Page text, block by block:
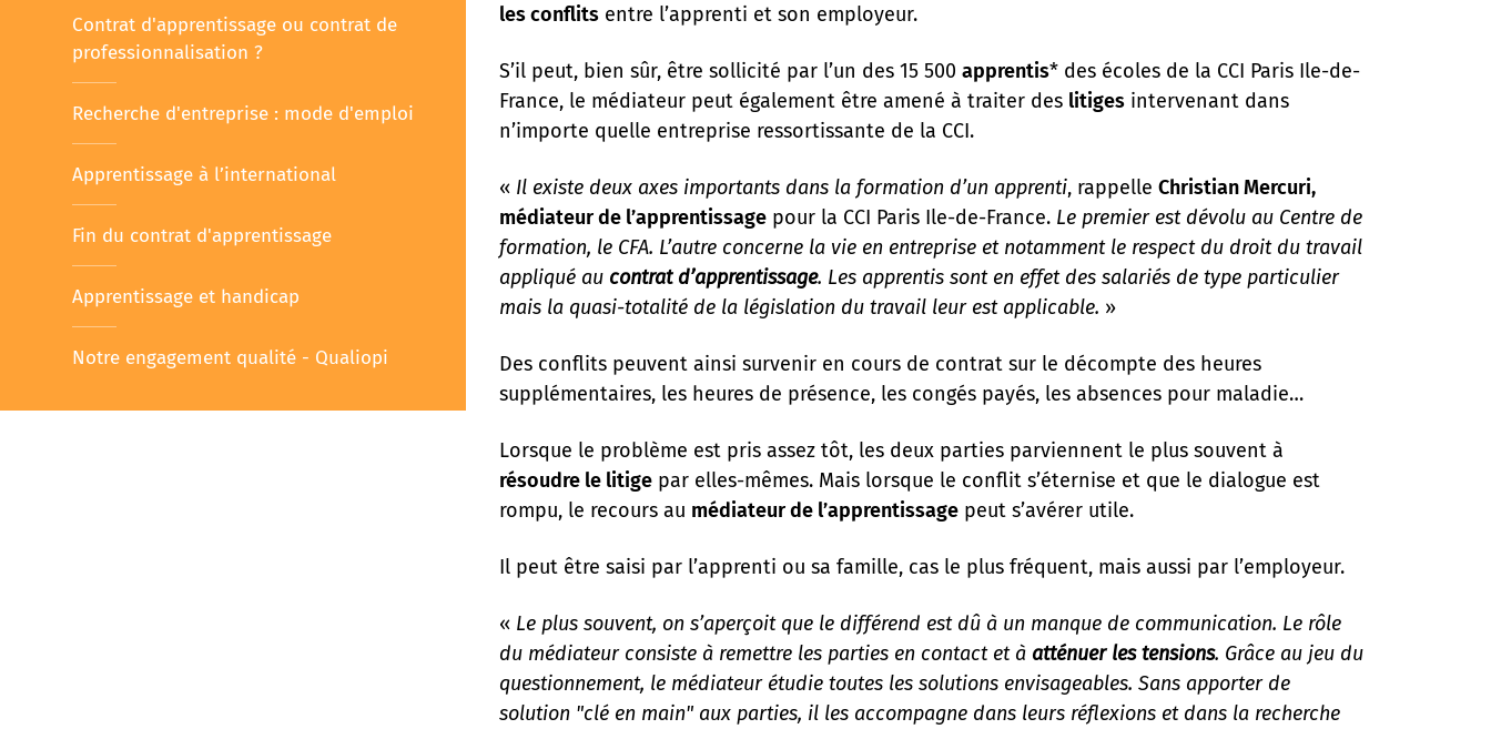
Contrat d'apprentissage ou contrat de
professionnalisation ?
Recherche d'entreprise : mode d'emploi
Apprentissage à l’international
Fin du contrat d'apprentissage
Apprentissage et handicap
Notre engagement qualité - Qualiopi
les conflits entre l’apprenti et son employeur.
S’il peut, bien sûr, être sollicité par l’un des 15 500 apprentis* des écoles de la CCI Paris Ile-de-
France, le médiateur peut également être amené à traiter des litiges intervenant dans
n’importe quelle entreprise ressortissante de la CCI.
« Il existe deux axes importants dans la formation d’un apprenti, rappelle Christian Mercuri,
médiateur de l’apprentissage pour la CCI Paris Ile-de-France. Le premier est dévolu au Centre de
formation, le CFA. L’autre concerne la vie en entreprise et notamment le respect du droit du travail
appliqué au contrat d’apprentissage. Les apprentis sont en effet des salariés de type particulier
mais la quasi-totalité de la législation du travail leur est applicable. »
Des conflits peuvent ainsi survenir en cours de contrat sur le décompte des heures
supplémentaires, les heures de présence, les congés payés, les absences pour maladie…
Lorsque le problème est pris assez tôt, les deux parties parviennent le plus souvent à
résoudre le litige par elles-mêmes. Mais lorsque le conflit s’éternise et que le dialogue est
rompu, le recours au médiateur de l’apprentissage peut s’avérer utile.
Il peut être saisi par l’apprenti ou sa famille, cas le plus fréquent, mais aussi par l’employeur.
« Le plus souvent, on s’aperçoit que le différend est dû à un manque de communication. Le rôle
du médiateur consiste à remettre les parties en contact et à atténuer les tensions. Grâce au jeu du
questionnement, le médiateur étudie toutes les solutions envisageables. Sans apporter de
solution "clé en main" aux parties, il les accompagne dans leurs réflexions et dans la recherche